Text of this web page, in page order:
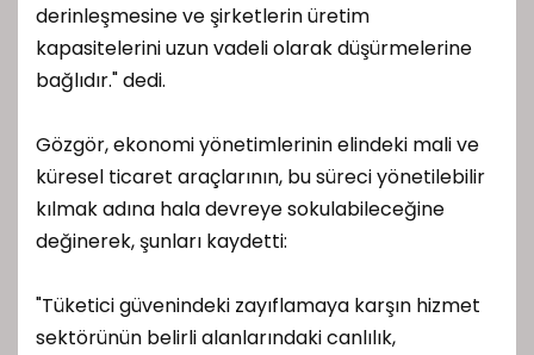
derinleşmesine ve şirketlerin üretim
kapasitelerini uzun vadeli olarak düşürmelerine
bağlıdır." dedi.
Gözgör, ekonomi yönetimlerinin elindeki mali ve
küresel ticaret araçlarının, bu süreci yönetilebilir
kılmak adına hala devreye sokulabileceğine
değinerek, şunları kaydetti:
"Tüketici güvenindeki zayıflamaya karşın hizmet
sektörünün belirli alanlarındaki canlılık,